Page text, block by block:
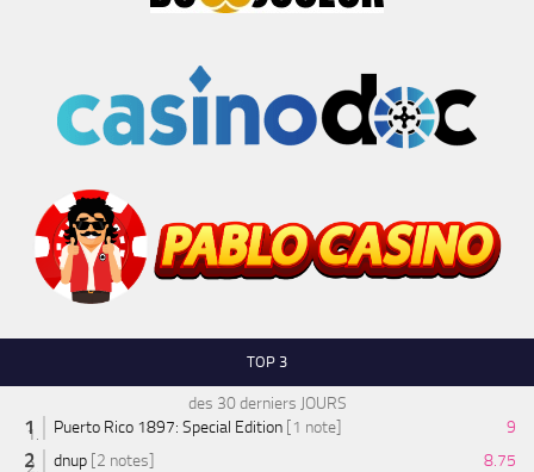
TOP 3
des 30 derniers JOURS
Puerto Rico 1897: Special Edition [1 note]
9
dnup [2 notes]
8.75